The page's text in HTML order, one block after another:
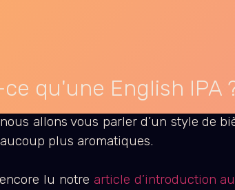
qu'une English IPA
allons vous parler d’un style de
plus aromatiques.
lu notre article d’introduction